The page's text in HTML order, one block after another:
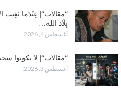
تغييرات سعودية بصفوف
بالعبر.. هل بدأت الرياض إعادة
“مقالات“| عِنْدَما يَغِيب
بِلَاد الله…
أغسطس 4, 2026
“مقالات“| لا تكونوا
أغسطس 3, 2026